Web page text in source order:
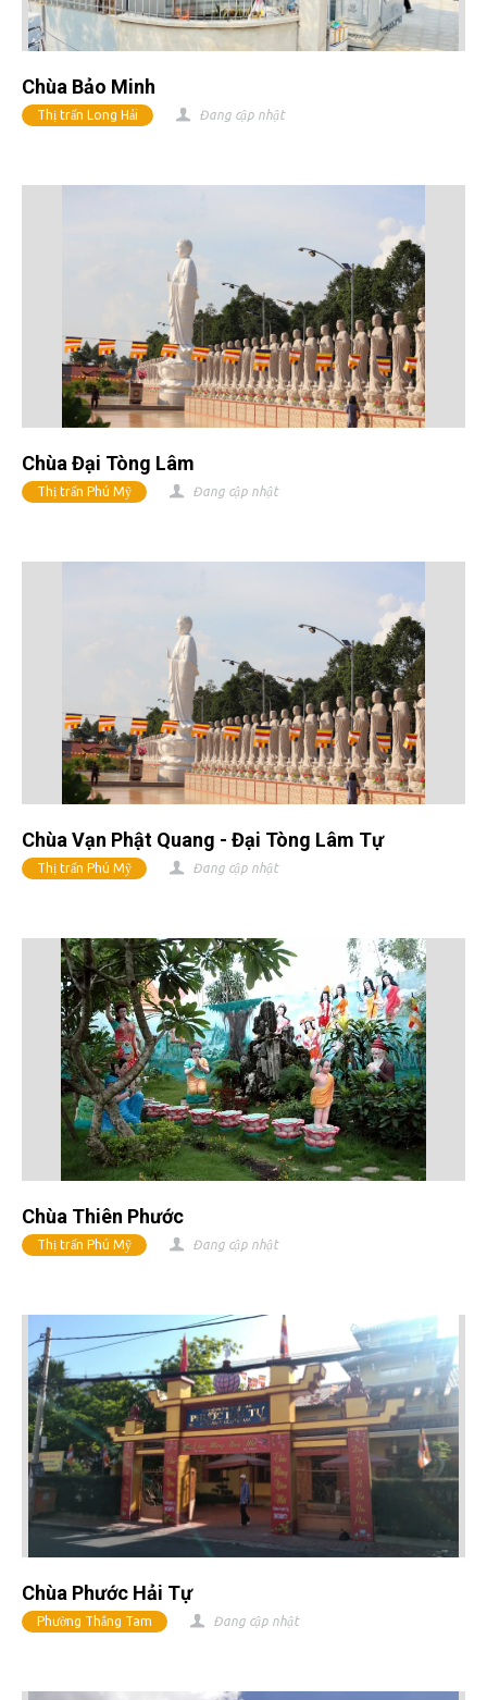
Chùa Bảo Minh
Thị trấn Long Hải Đang cập nhật
Chùa Đại Tòng Lâm
Thị trấn Phú Mỹ Đang cập nhật
Chùa Vạn Phật Quang - Đại Tòng Lâm Tự
Thị trấn Phú Mỹ Đang cập nhật
Chùa Thiên Phước
Thị trấn Phú Mỹ Đang cập nhật
Chùa Phước Hải Tự
Phường Thắng Tam Đang cập nhật